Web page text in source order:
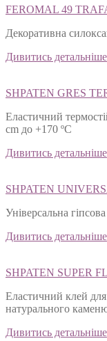
FEROMAL 49
Декоративна
Дивитись детальніше
SHPATEN GRES
Еластичний
cm до +170 ºС
Дивитись детальніше
SHPATEN
Універсальна
Дивитись детальніше
SHPATEN SUPER
Еластичний клей
натурального
Дивитись детальніше